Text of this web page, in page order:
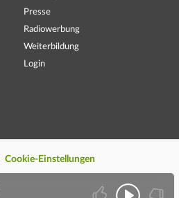
Presse
Radiowerbung
Weiterbildung
Login
Cookie-Einstellungen